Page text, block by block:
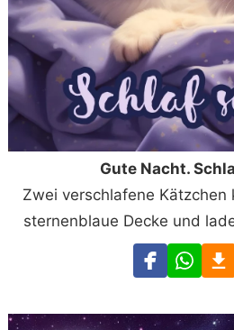
Gute Nacht.
Zwei verschlafene Kätzchen
sternenblaue Decke und